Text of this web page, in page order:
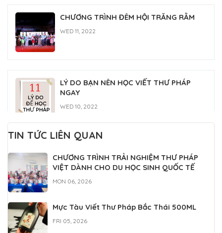
CHƯƠNG TRÌNH ĐÊM HỘI TRĂNG RẰM
WED 11, 2022
LÝ DO BẠN NÊN HỌC VIẾT THƯ PHÁP
NGAY
WED 10, 2022
MON 07, 2022
TIN TỨC LIÊN QUAN
CHƯƠNG TRÌNH TRẢI NGHIỆM THƯ PHÁP
VIỆT DÀNH CHO DU HỌC SINH QUỐC TẾ
MON 06, 2026
Mực Tàu Viết Thư Pháp Bắc Thái 500ML
FRI 05, 2026